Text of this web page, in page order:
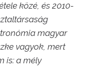
közé, és 2010-
magyar
vagyok, mert
is: a mély